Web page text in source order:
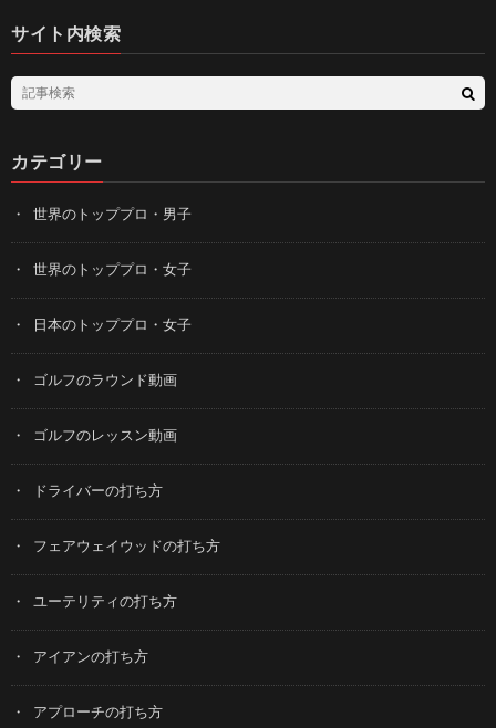
サイト内検索
カテゴリー
世界のトッププロ・男子
世界のトッププロ・女子
日本のトッププロ・女子
ゴルフのラウンド動画
ゴルフのレッスン動画
ドライバーの打ち方
フェアウェイウッドの打ち方
ユーテリティの打ち方
アイアンの打ち方
アプローチの打ち方